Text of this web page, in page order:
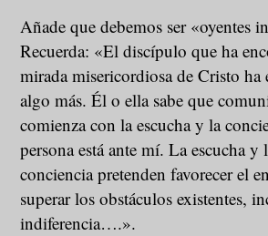
Añade que debemos ser «oyentes
Recuerda: «El discípulo que ha
mirada misericordiosa de Cristo ha
algo más. Él o ella sabe que
comienza con la escucha y la
persona está ante mí. La escucha y
conciencia pretenden favorecer el
superar los obstáculos existentes,
indiferencia….».